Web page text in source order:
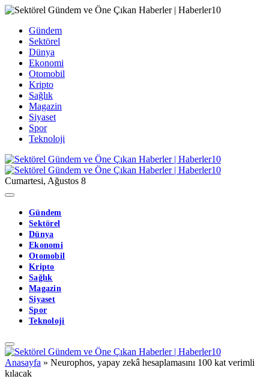
Gündem
Sektörel
Dünya
Ekonomi
Otomobil
Kripto
Sağlık
Magazin
Siyaset
Spor
Teknoloji
Cumartesi, Ağustos 8
Gündem
Sektörel
Dünya
Ekonomi
Otomobil
Kripto
Sağlık
Magazin
Siyaset
Spor
Teknoloji
Anasayfa » Neurophos, yapay zekâ hesaplamasını 100 kat verimli
kılacak